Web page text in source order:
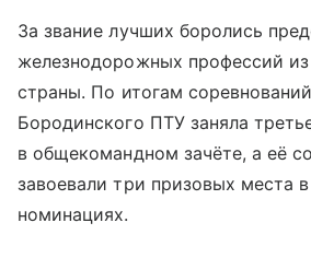
За звание лучших боролись
железнодорожных профессий
страны. По итогам
Бородинского ПТУ заняла
в общекомандном зачёте, а её
завоевали три призовых места
номинациях.